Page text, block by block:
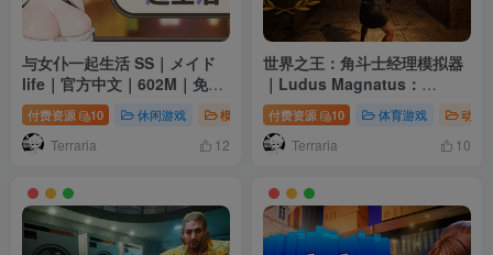
与女仆一起生活 SS｜メイド
life｜官方中文｜602M｜免安
装付费资源 10 休闲游戏 模拟游戏 电脑游戏
Terraria 12
世界之王：角斗士经理模拟器
｜Ludus Magnatus：
Gladiator Manager
Simulator｜官方中文｜11.9G
｜免安装
付费资源 10 体育游戏 动作
Terraria 10